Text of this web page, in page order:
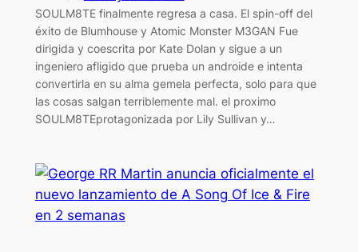
SOULM8TE finalmente regresa a casa. El spin-off del
éxito de Blumhouse y Atomic Monster M3GAN Fue
dirigida y coescrita por Kate Dolan y sigue a un
ingeniero afligido que prueba un androide e intenta
convertirla en su alma gemela perfecta, solo para que
las cosas salgan terriblemente mal. el proximo
SOULM8TEprotagonizada por Lily Sullivan y…